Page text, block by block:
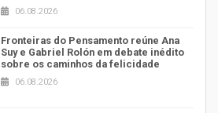
06.08.2026
Fronteiras do Pensamento reúne Ana
Suy e Gabriel Rolón em debate inédito
sobre os caminhos da felicidade
06.08.2026